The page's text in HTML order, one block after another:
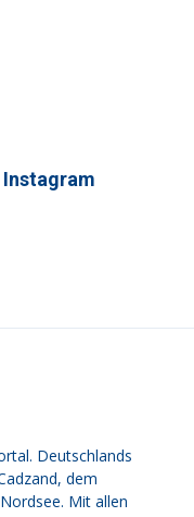
Deutschlands
dem
Mit allen